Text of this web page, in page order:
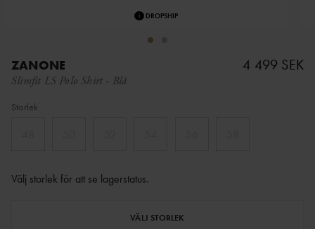
ZANONE
Slimfit LS Polo Shirt - Blå
4 499 SEK
Storlek
Välj storlek för att se lagerstatus.
VÄLJ STORLEK
i DROPSHIP